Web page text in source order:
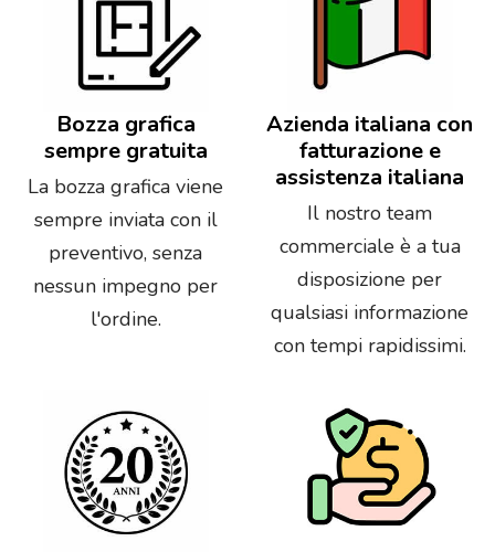
Bozza grafica
sempre gratuita
La bozza grafica viene
sempre inviata con il
preventivo, senza
nessun impegno per
l'ordine.
Azienda italiana con
fatturazione e
assistenza italiana
Il nostro team
commerciale è a tua
disposizione per
qualsiasi informazione
con tempi rapidissimi.